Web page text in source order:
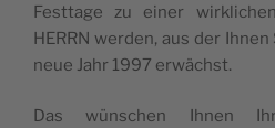
Fest­tage zu einer
HERRN wer­den, aus der
neue Jahr 1997 erwächst.
Das wün­schen Ihnen